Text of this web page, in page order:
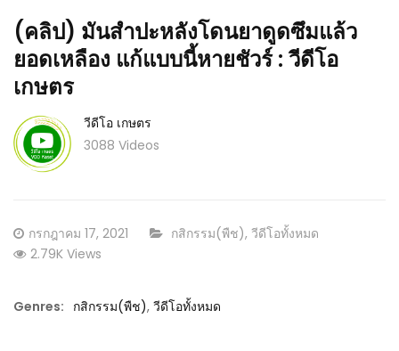
อง ไม่
(คลิป) 5 สัญญาณเตือนลิ่มเลือดอุดตันในสมอง –
อัมพฤกษ์อัมพาต รู้ไว้จะได้ไม่ป่วย : วีดีโอ เกษตร
(คลิป) มันสำปะหลังโดนยาดูดซึมแล้ว
ยอดเหลือง แก้แบบนี้หายชัวร์ : วีดีโอ
เกษตร
วีดีโอ เกษตร
3088 Videos
Posted
on
กรกฎาคม 17, 2021 CATEGORY:
กสิกรรม(พืช), วีดีโอทั้งหมด
2.79K Views
Genres: กสิกรรม(พืช), วีดีโอทั้งหมด